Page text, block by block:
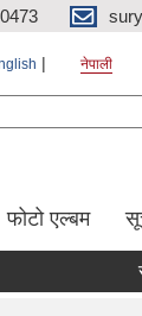
नेपाली
फोटो एल्बम